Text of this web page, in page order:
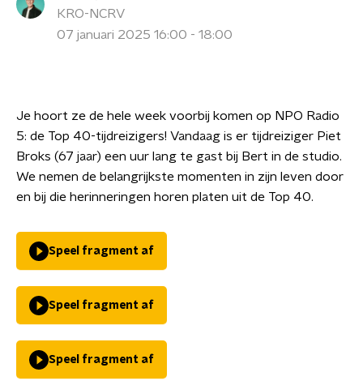
KRO-NCRV
07 januari 2025 16:00 - 18:00
Je hoort ze de hele week voorbij komen op NPO Radio
5: de Top 40-tijdreizigers! Vandaag is er tijdreiziger Piet
Broks (67 jaar) een uur lang te gast bij Bert in de studio.
We nemen de belangrijkste momenten in zijn leven door
en bij die herinneringen horen platen uit de Top 40.
Speel fragment af
Speel fragment af
Speel fragment af